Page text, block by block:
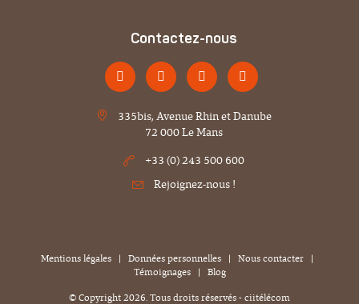
Contactez-nous
335bis, Avenue Rhin et Danube
72 000 Le Mans
+33 (0) 243 500 600
Rejoignez-nous !
Mentions légales | Données personnelles | Nous contacter |
Témoignages|
Blog
© Copyright2026. Tous droits réservés - ciitélécom